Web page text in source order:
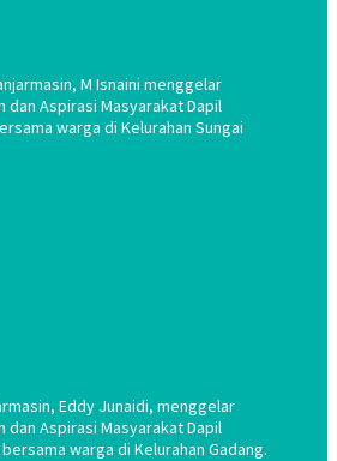
M Isnaini menggelar
dan Aspirasi Masyarakat Dapil
warga di Kelurahan Sungai
Eddy Junaidi, menggelar
dan Aspirasi Masyarakat Dapil
warga di Kelurahan Gadang.